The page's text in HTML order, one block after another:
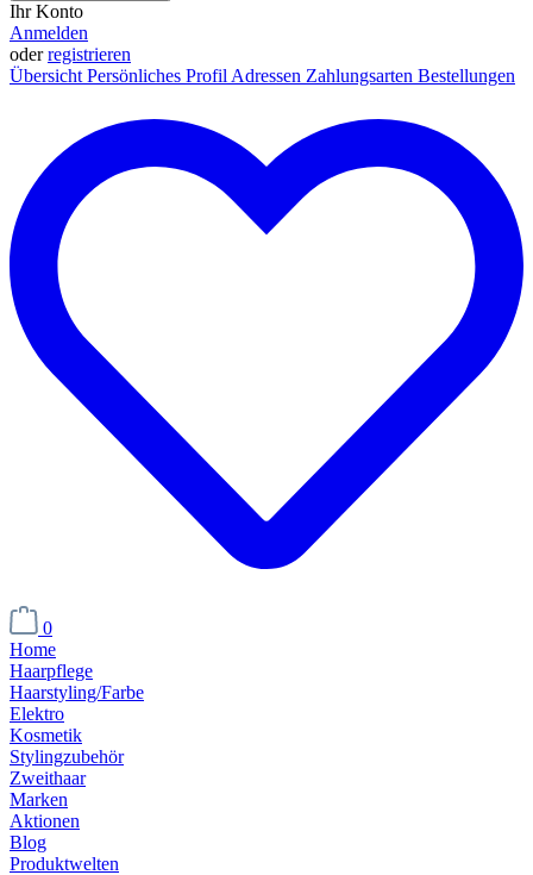
Ihr Konto
Anmelden
oderregistrieren
Übersicht Persönliches Profil Adressen Zahlungsarten Bestellungen
0
Home
Haarpflege
Haarstyling/Farbe
Elektro
Kosmetik
Stylingzubehör
Zweithaar
Marken
Aktionen
Blog
Produktwelten